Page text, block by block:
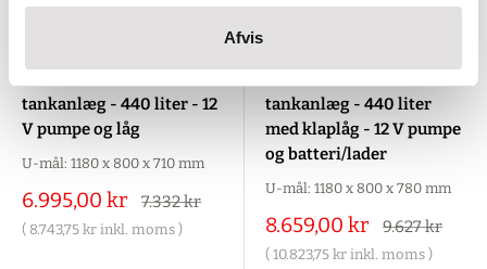
Afvis
tankanlæg - 440 liter - 12
V pumpe og låg
U-mål: 1180 x 800 x 710 mm
Salgspris
6.995,00 kr
Alm.
7.332 kr
( 8.743,75 kr inkl. moms )
tankanlæg - 440 liter
med klaplåg - 12 V pumpe
og batteri/lader
U-mål: 1180 x 800 x 780 mm
Salgspris
8.659,00 kr
Alm.
9.627 kr
( 10.823,75 kr inkl. moms )